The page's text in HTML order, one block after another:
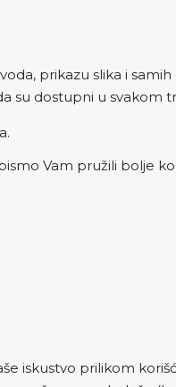
prikazu slika i
su dostupni u
Vam pružili bolje
iskustvo prilikom